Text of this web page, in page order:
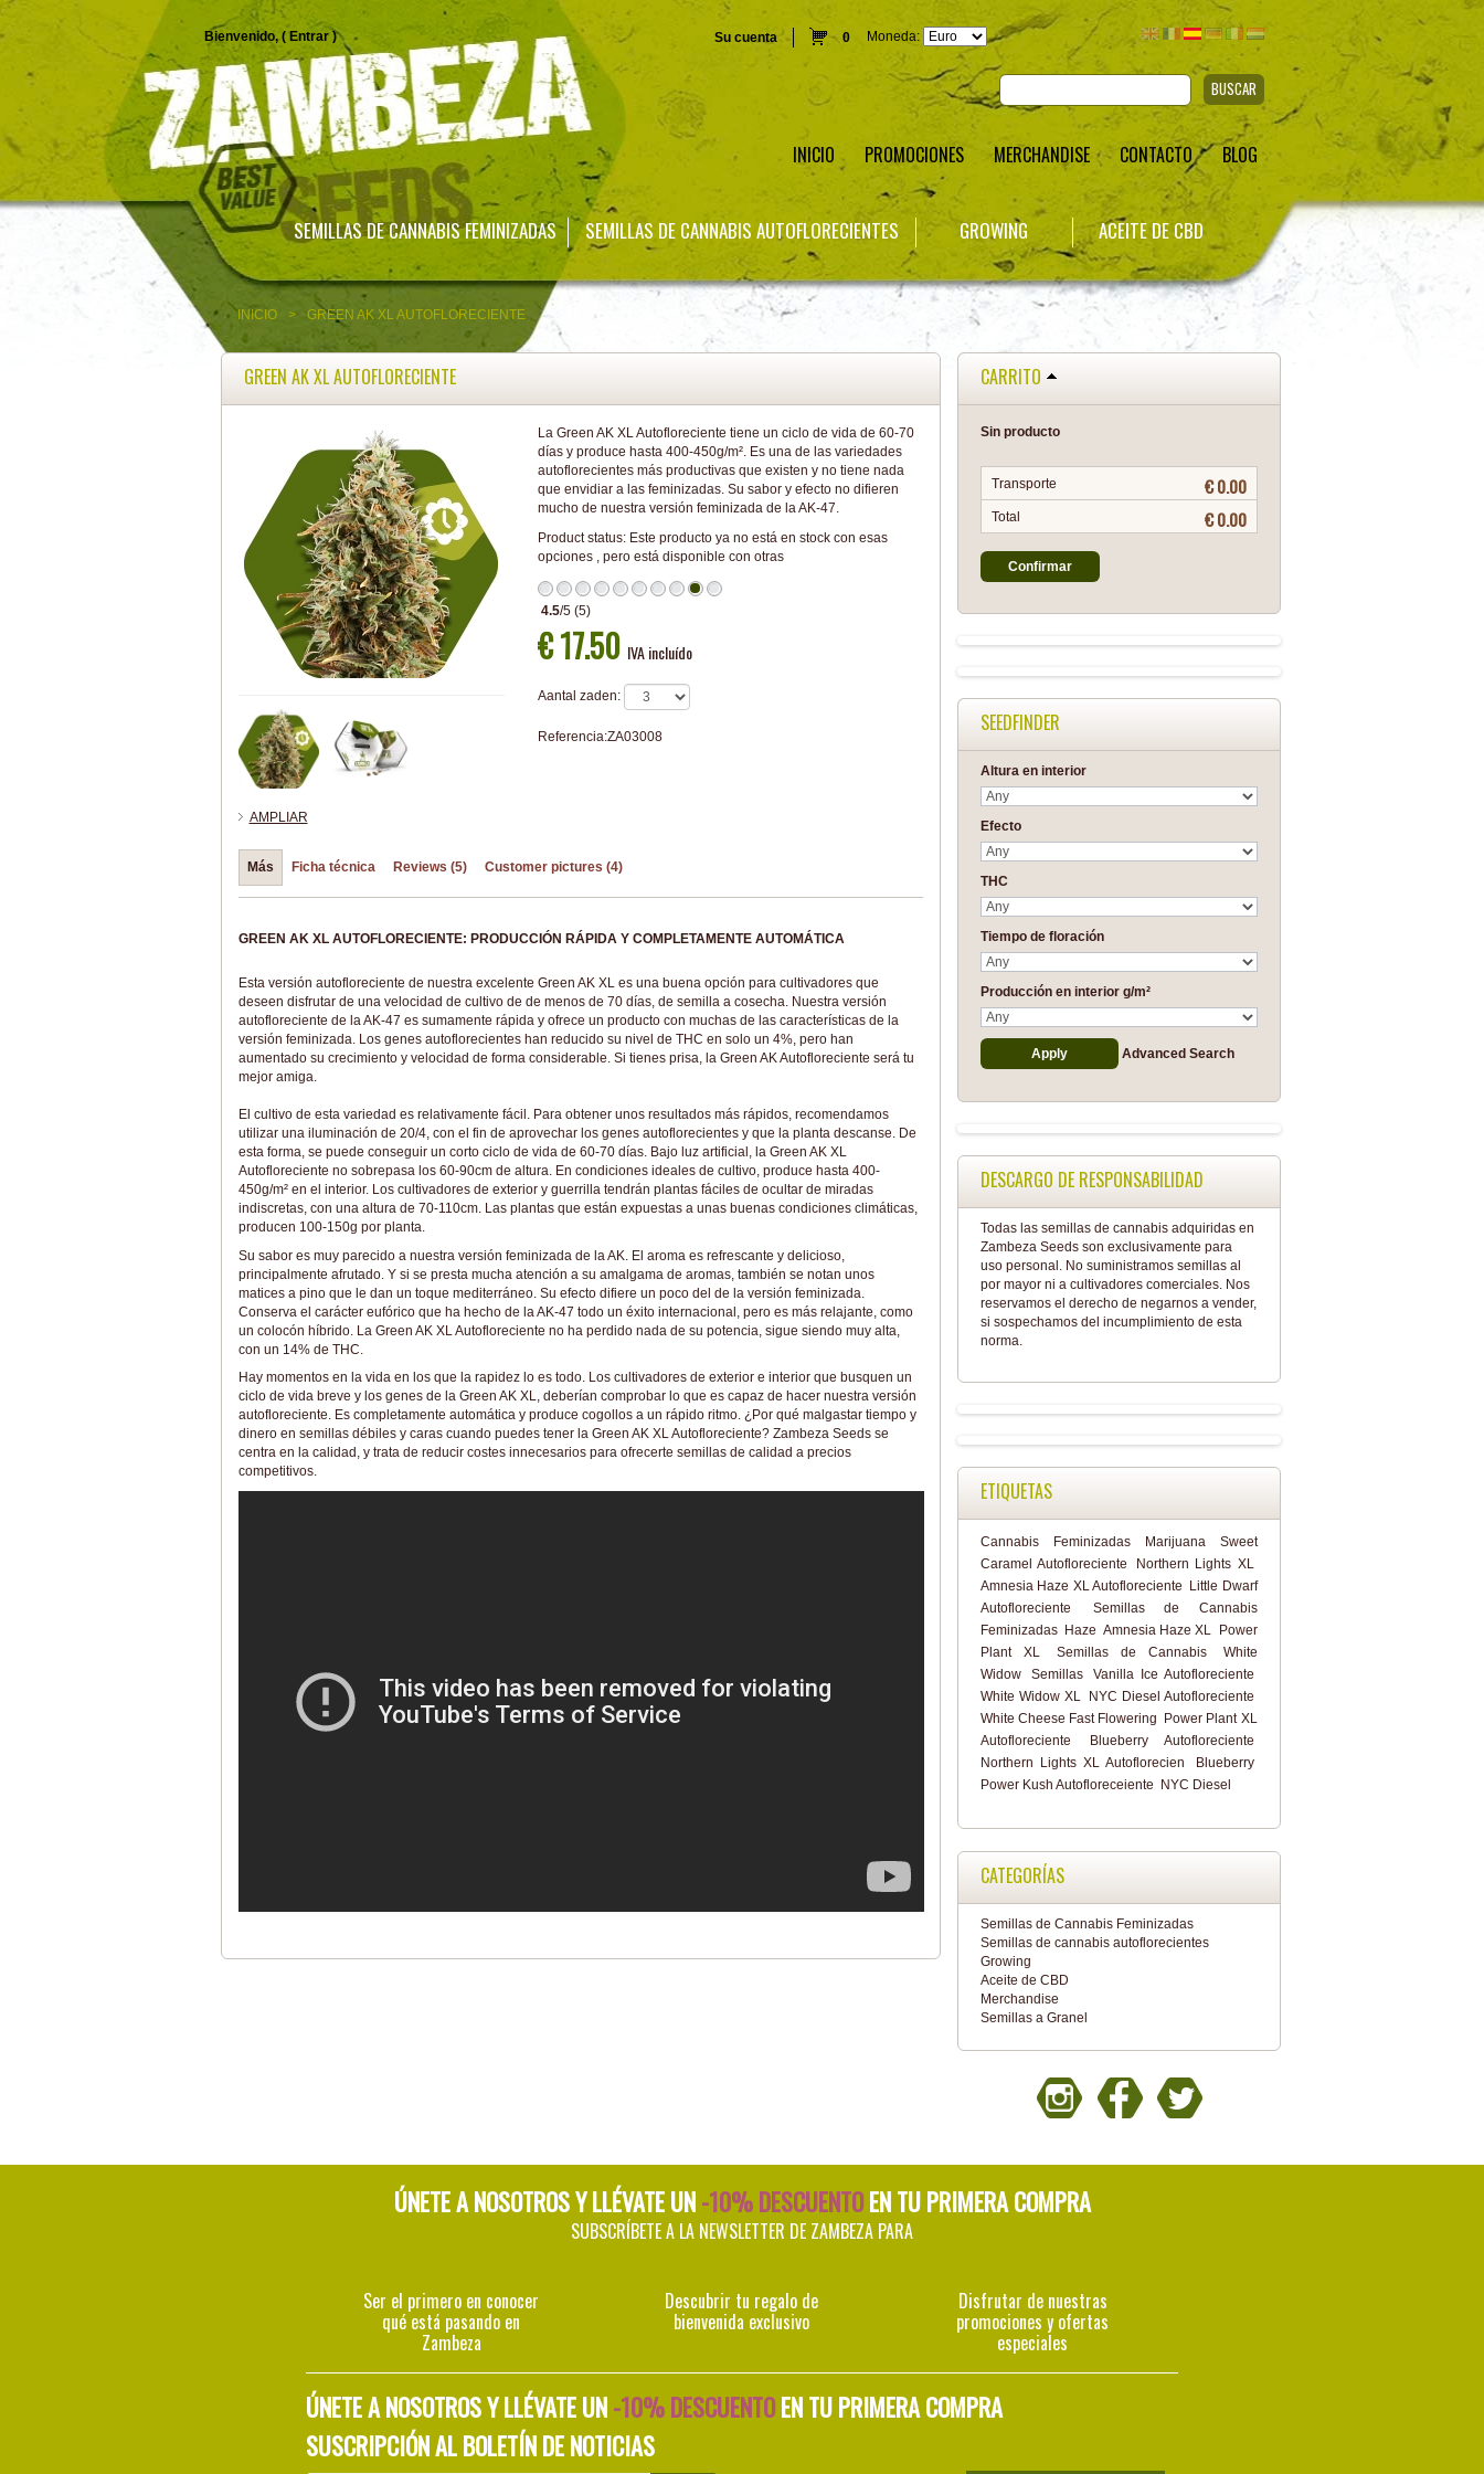
Bienvenido, ( Entrar) Su cuenta 0 Moneda:
BUSCAR
INICIO PROMOCIONES MERCHANDISE CONTACTO BLOG
SEMILLAS DE CANNABIS FEMINIZADAS SEMILLAS DE CANNABIS AUTOFLORECIENTES GROWING ACEITE DE CBD
INICIO > GREEN AK XL AUTOFLORECIENTE
GREEN AK XL AUTOFLORECIENTE
AMPLIAR
La Green AK XL Autofloreciente tiene un ciclo de vida de 60-70
días y produce hasta 400-450g/m². Es una de las variedades
autoflorecientes más productivas que existen y no tiene nada
que envidiar a las feminizadas. Su sabor y efecto no difieren
mucho de nuestra versión feminizada de la AK-47.
Product status: Este producto ya no está en stock con esas
opciones , pero está disponible con otras
4.5/5(5)
€ 17.50 IVA incluído
Aantal zaden:
Referencia:ZA03008
Más Ficha técnica Reviews (5) Customer pictures (4)
GREEN AK XL AUTOFLORECIENTE: PRODUCCIÓN RÁPIDA Y COMPLETAMENTE AUTOMÁTICA
Esta versión autofloreciente de nuestra excelente Green AK XL es una buena opción para cultivadores que
deseen disfrutar de una velocidad de cultivo de de menos de 70 días, de semilla a cosecha. Nuestra versión
autofloreciente de la AK-47 es sumamente rápida y ofrece un producto con muchas de las características de la
versión feminizada. Los genes autoflorecientes han reducido su nivel de THC en solo un 4%, pero han
aumentado su crecimiento y velocidad de forma considerable. Si tienes prisa, la Green AK Autofloreciente será tu
mejor amiga.
El cultivo de esta variedad es relativamente fácil. Para obtener unos resultados más rápidos, recomendamos
utilizar una iluminación de 20/4, con el fin de aprovechar los genes autoflorecientes y que la planta descanse. De
esta forma, se puede conseguir un corto ciclo de vida de 60-70 días. Bajo luz artificial, la Green AK XL
Autofloreciente no sobrepasa los 60-90cm de altura. En condiciones ideales de cultivo, produce hasta 400-
450g/m² en el interior. Los cultivadores de exterior y guerrilla tendrán plantas fáciles de ocultar de miradas
indiscretas, con una altura de 70-110cm. Las plantas que están expuestas a unas buenas condiciones climáticas,
producen 100-150g por planta.
Su sabor es muy parecido a nuestra versión feminizada de la AK. El aroma es refrescante y delicioso,
principalmente afrutado. Y si se presta mucha atención a su amalgama de aromas, también se notan unos
matices a pino que le dan un toque mediterráneo. Su efecto difiere un poco del de la versión feminizada.
Conserva el carácter eufórico que ha hecho de la AK-47 todo un éxito internacional, pero es más relajante, como
un colocón híbrido. La Green AK XL Autofloreciente no ha perdido nada de su potencia, sigue siendo muy alta,
con un 14% de THC.
Hay momentos en la vida en los que la rapidez lo es todo. Los cultivadores de exterior e interior que busquen un
ciclo de vida breve y los genes de la Green AK XL, deberían comprobar lo que es capaz de hacer nuestra versión
autofloreciente. Es completamente automática y produce cogollos a un rápido ritmo. ¿Por qué malgastar tiempo y
dinero en semillas débiles y caras cuando puedes tener la Green AK XL Autofloreciente? Zambeza Seeds se
centra en la calidad, y trata de reducir costes innecesarios para ofrecerte semillas de calidad a precios
competitivos.
CARRITO
Sin producto
Transporte € 0.00
Total € 0.00
Confirmar
SEEDFINDER
Altura en interior
Efecto
THC
Tiempo de floración
Producción en interior g/m²
Advanced Search
DESCARGO DE RESPONSABILIDAD
Todas las semillas de cannabis adquiridas en
Zambeza Seeds son exclusivamente para
uso personal. No suministramos semillas al
por mayor ni a cultivadores comerciales. Nos
reservamos el derecho de negarnos a vender,
si sospechamos del incumplimiento de esta
norma.
ETIQUETAS
Cannabis Feminizadas Marijuana
Sweet
Caramel Autofloreciente
Northern Lights XL
Amnesia Haze XL Autofloreciente
Little Dwarf
Autofloreciente
Semillas de Cannabis
Feminizadas Haze Amnesia Haze XL
Power
Plant XL
Semillas de Cannabis
White
Widow
Semillas
Vanilla Ice Autofloreciente
White Widow XL
NYC Diesel Autofloreciente
White Cheese Fast Flowering
Power Plant XL
Autofloreciente
Blueberry Autofloreciente
Northern Lights XL Autoflorecien
Blueberry
Power Kush Autofloreceiente
NYC Diesel
CATEGORÍAS
Semillas de Cannabis Feminizadas
Semillas de cannabis autoflorecientes
Growing
Aceite de CBD
Merchandise
Semillas a Granel
ÚNETE A NOSOTROS Y LLÉVATE UN-10% DESCUENTOEN TU PRIMERA COMPRA
SUBSCRÍBETE A LA NEWSLETTER DE ZAMBEZA PARA
Ser el primero en conocer
qué está pasando en
Zambeza
Descubrir tu regalo de
bienvenida exclusivo
Disfrutar de nuestras
promociones y ofertas
especiales
ÚNETE A NOSOTROS Y LLÉVATE UN-10% DESCUENTOEN TU PRIMERA COMPRA
SUSCRIPCIÓN AL BOLETÍN DE NOTICIAS